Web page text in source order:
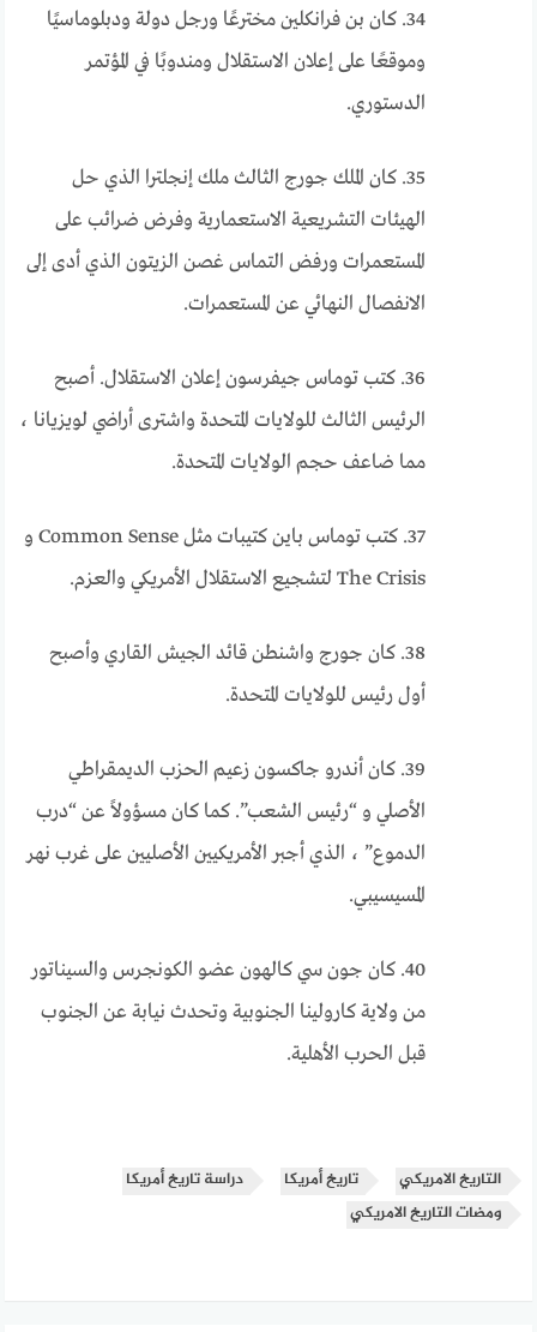
34. كان بن فرانكلين مخترعًا ورجل دولة ودبلوماسيًا
وموقعًا على إعلان الاستقلال ومندوبًا في المؤتمر
الدستوري.
35. كان الملك جورج الثالث ملك إنجلترا الذي حل
الهيئات التشريعية الاستعمارية وفرض ضرائب على
المستعمرات ورفض التماس غصن الزيتون الذي أدى إلى
الانفصال النهائي عن المستعمرات.
36. كتب توماس جيفرسون إعلان الاستقلال. أصبح
الرئيس الثالث للولايات المتحدة واشترى أراضي لويزيانا ،
مما ضاعف حجم الولايات المتحدة.
37. كتب توماس باين كتيبات مثل Common Sense و
The Crisis لتشجيع الاستقلال الأمريكي والعزم.
38. كان جورج واشنطن قائد الجيش القاري وأصبح
أول رئيس للولايات المتحدة.
39. كان أندرو جاكسون زعيم الحزب الديمقراطي
الأصلي و “رئيس الشعب”. كما كان مسؤولاً عن “درب
الدموع” ، الذي أجبر الأمريكيين الأصليين على غرب نهر
المسيسيبي.
40. كان جون سي كالهون عضو الكونجرس والسيناتور
من ولاية كارولينا الجنوبية وتحدث نيابة عن الجنوب
قبل الحرب الأهلية.
التاريخ الامريكي تاريخ أمريكا
دراسة تاريخ أمريكا
ومضات التاريخ الامريكي